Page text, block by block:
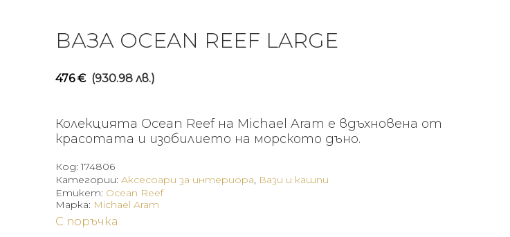
ВАЗА OCEAN REEF LARGE
476€ (930.98 лв.)
Колекцията Ocean Reef на Michael Aram е вдъхновена от
красотата и изобилието на морското дъно.
Код:174806
Категории: Аксесоари за интериора, Вази и кашпи
Етикет: Ocean Reef
С поръчка
Марка: Michael Aram